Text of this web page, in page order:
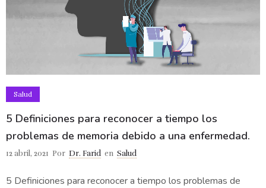
Salud
5 Definiciones para reconocer a tiempo los
problemas de memoria debido a una enfermedad.
12 abril, 2021 Por Dr. Farid en Salud
5 Definiciones para reconocer a tiempo los problemas de